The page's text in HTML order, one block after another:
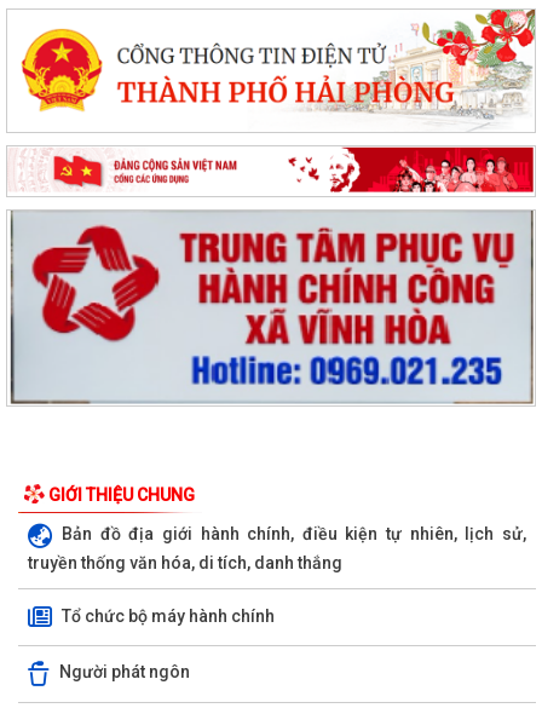
GIỚI THIỆU CHUNG
Bản đồ địa giới hành chính, điều kiện tự nhiên, lịch sử,
truyền thống văn hóa, di tích, danh thắng
Tổ chức bộ máy hành chính
Người phát ngôn